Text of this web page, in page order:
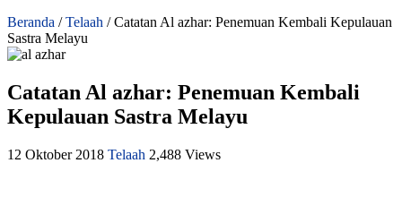
Beranda / Telaah / Catatan Al azhar: Penemuan Kembali Kepulauan
Sastra Melayu
Catatan Al azhar: Penemuan Kembali
Kepulauan Sastra Melayu
12 Oktober 2018 Telaah 2,488 Views